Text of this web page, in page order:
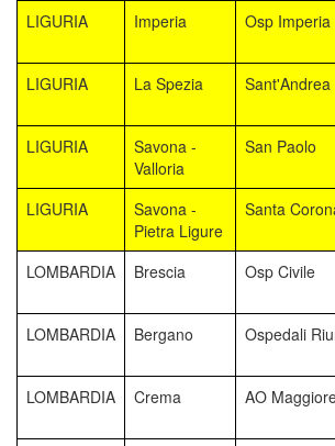
LIGURIA Imperia Osp Imperia
LIGURIA
La Spezia Sant'Andrea
LIGURIA
Savona -
Valloria
San Paolo
LIGURIA
Savona -
Pietra Ligure
Santa
LOMBARDIA
Brescia Osp Civile
LOMBARDIA
Bergano Ospedali
LOMBARDIA
Crema AO